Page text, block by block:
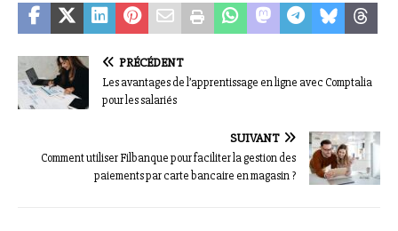
PRÉCÉDENT
Les avantages de l’apprentissage en ligne avec Comptalia
pour les salariés
SUIVANT
Comment utiliser Filbanque pour faciliter la gestion des
paiements par carte bancaire en magasin ?